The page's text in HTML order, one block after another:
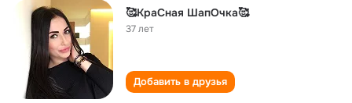
🥰КраСная ШапОчка🥰
37 лет
Добавить в друзья